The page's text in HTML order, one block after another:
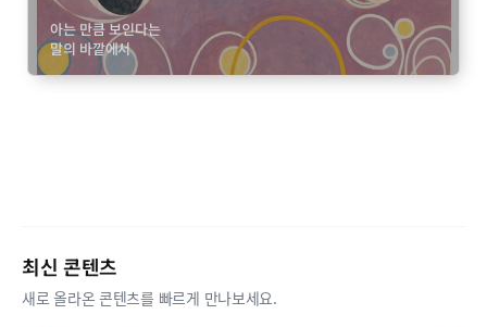
아는 만큼 보인다는
말의 바깥에서
최신 콘텐츠
새로 올라온 콘텐츠를 빠르게 만나보세요.